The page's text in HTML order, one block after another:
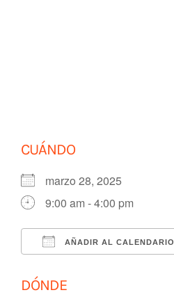
CUÁNDO
marzo 28, 2025
9:00 am - 4:00 pm
AÑADIR AL CALENDARIO
DÓNDE